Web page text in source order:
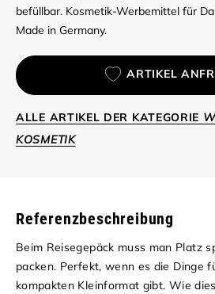
befüllbar. Kosmetik-Werbemittel für
Made in Germany.
ARTIKEL
ALLE ARTIKEL DER KATEGORIE
KOSMETIK
Referenzbeschreibung
Beim Reisegepäck muss man Platz
packen. Perfekt, wenn es die Dinge
kompakten Kleinformat gibt. Wie